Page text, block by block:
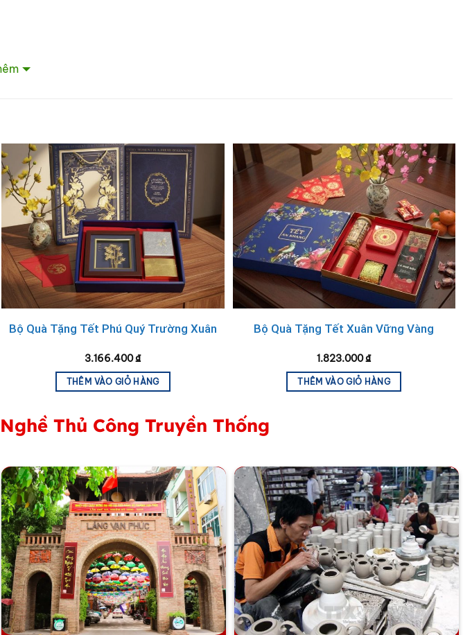
Bộ Quà Tặng Tết Phú Quý Trường Xuân
3.166.400₫
THÊM VÀO GIỎ HÀNG
Bộ Quà Tặng Tết Xuân Vững Vàng
1.823.000₫
THÊM VÀO GIỎ HÀNG
Thủ Công Truyền Thống